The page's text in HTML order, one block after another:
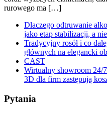
rurowego ma […]
Dlaczego odtruwanie
jako etap stabilizacji, a
Tradycyjny rosół i co
głównych na elegancki
CAST
Wirtualny showroom 24/
3D dla firm zastępują
Pytania